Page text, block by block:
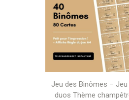
Jeu des Binômes – Jeu
duos Thème